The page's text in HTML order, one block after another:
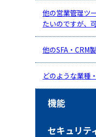
他の営業管理ツ
たいのですが、
他のSFA・CRM
どのような業種
機能
セキュリテ